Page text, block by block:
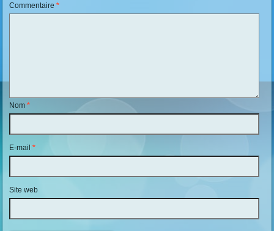
Commentaire*
Nom*
E-mail*
Site web